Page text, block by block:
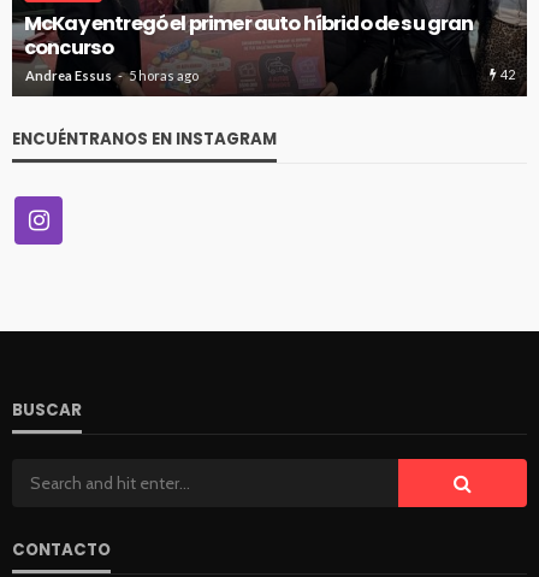
McKay entregó el primer auto híbrido de su gran
concurso
Andrea Essus 5 horas ago 42
ENCUÉNTRANOS EN INSTAGRAM
BUSCAR
CONTACTO